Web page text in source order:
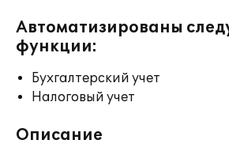
Автоматизированы
функции:
Бухгалтерский учет
Налоговый учет
Описание